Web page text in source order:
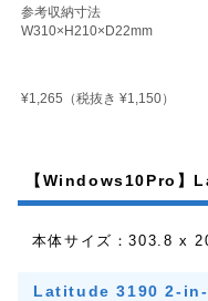
参考収納寸法
W310×H210×D22mm
¥1,265 （税抜き ¥1,150）
【Windows10Pro】
本体サイズ：303.8 x
Latitude 3190 2-in-